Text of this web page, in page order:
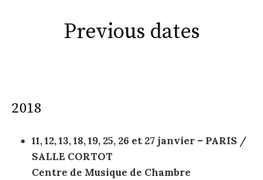
Previous dates
2018
11, 12, 13, 18, 19, 25, 26 et 27 janvier – PARIS /
SALLE CORTOT
Centre de Musique de Chambre